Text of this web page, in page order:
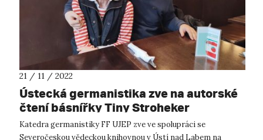
21 / 11 / 2022
Ústecká germanistika zve na autorské
čtení básnířky Tiny Stroheker
Katedra germanistiky FF UJEP zve ve spolupráci se
Severočeskou vědeckou knihovnou v Ústí nad Labem na